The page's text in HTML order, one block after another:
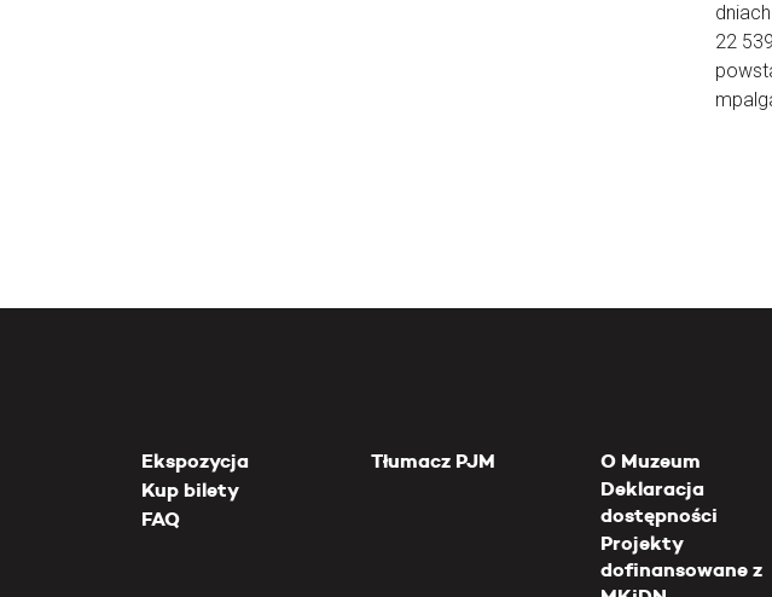
22
Ekspozycja
Kup bilety
FAQ
Tłumacz PJM
O Muzeum
Deklaracja
dostępności
Projekty
dofinansowane z